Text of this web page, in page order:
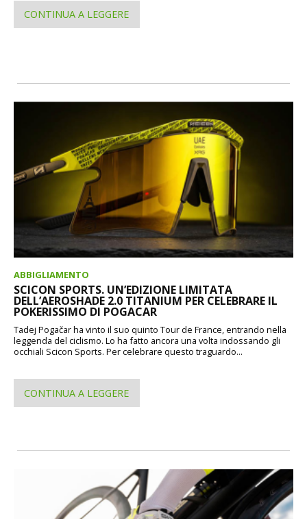
CONTINUA A LEGGERE
ABBIGLIAMENTO
SCICON SPORTS. UN’EDIZIONE LIMITATA
DELL’AEROSHADE 2.0 TITANIUM PER CELEBRARE IL
POKERISSIMO DI POGACAR
Tadej Pogačar ha vinto il suo quinto Tour de France, entrando nella
leggenda del ciclismo. Lo ha fatto ancora una volta indossando gli
occhiali Scicon Sports. Per celebrare questo traguardo...
CONTINUA A LEGGERE